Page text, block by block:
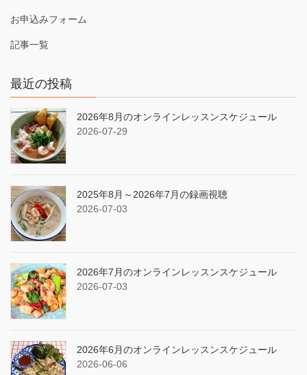
お申込みフォーム
記事一覧
最近の投稿
2026年8月のオンラインレッスンスケジュール
2026-07-29
2025年8月～2026年7月の録画視聴
2026-07-03
2026年7月のオンラインレッスンスケジュール
2026-07-03
2026年6月のオンラインレッスンスケジュール
2026-06-06